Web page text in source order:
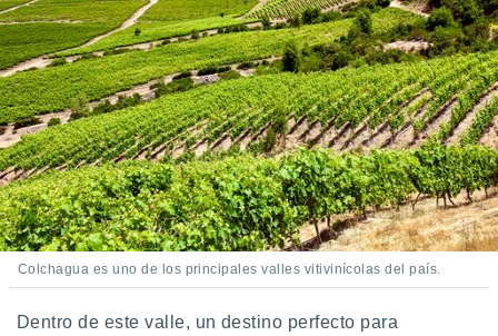
e
mediante
publicidad
publicidad
de
1199
Colchagua es uno de los principales valles vitivinícolas del país.
Dentro de este valle, un destino perfecto para